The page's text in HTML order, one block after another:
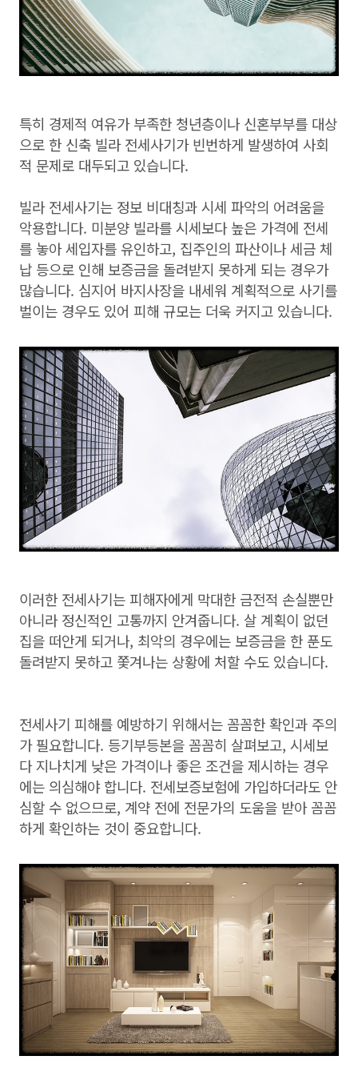
특히 경제적 여유가 부족한 청년층이나 신혼부부를 대상
으로 한 신축 빌라 전세사기가 빈번하게 발생하여 사회
적 문제로 대두되고 있습니다.
빌라 전세사기는 정보 비대칭과 시세 파악의 어려움을
악용합니다. 미분양 빌라를 시세보다 높은 가격에 전세
를 놓아 세입자를 유인하고, 집주인의 파산이나 세금 체
납 등으로 인해 보증금을 돌려받지 못하게 되는 경우가
많습니다. 심지어 바지사장을 내세워 계획적으로 사기를
벌이는 경우도 있어 피해 규모는 더욱 커지고 있습니다.
이러한 전세사기는 피해자에게 막대한 금전적 손실뿐만
아니라 정신적인 고통까지 안겨줍니다. 살 계획이 없던
집을 떠안게 되거나, 최악의 경우에는 보증금을 한 푼도
돌려받지 못하고 쫓겨나는 상황에 처할 수도 있습니다.
전세사기 피해를 예방하기 위해서는 꼼꼼한 확인과 주의
가 필요합니다. 등기부등본을 꼼꼼히 살펴보고, 시세보
다 지나치게 낮은 가격이나 좋은 조건을 제시하는 경우
에는 의심해야 합니다. 전세보증보험에 가입하더라도 안
심할 수 없으므로, 계약 전에 전문가의 도움을 받아 꼼꼼
하게 확인하는 것이 중요합니다.